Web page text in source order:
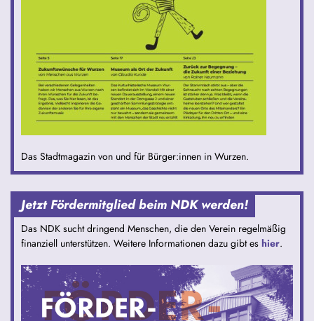
Das Stadtmagazin von und für Bürger:innen in Wurzen.
Jetzt Fördermitglied beim NDK werden!
Das NDK sucht dringend Menschen, die den Verein regelmäßig
finanziell unterstützen. Weitere Informationen dazu gibt es hier.